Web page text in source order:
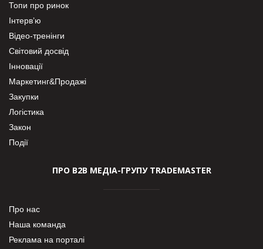
Топи про ринок
Інтерв’ю
Відео-тренінги
Світовий досвід
Інновації
Маркетинг&Продажі
Закупки
Логістика
Закон
Події
ПРО В2В МЕДІА-ГРУПУ TRADEMASTER
Про нас
Наша команда
Реклама на порталі